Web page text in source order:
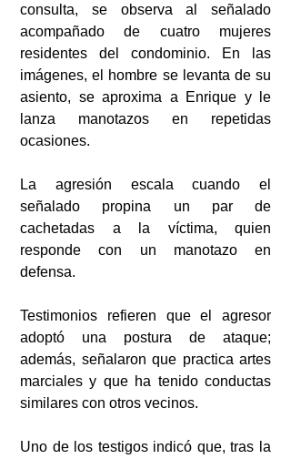
consulta, se observa al señalado
acompañado de cuatro mujeres
residentes del condominio. En las
imágenes, el hombre se levanta de su
asiento, se aproxima a Enrique y le
lanza manotazos en repetidas
ocasiones.
La agresión escala cuando el
señalado propina un par de
cachetadas a la víctima, quien
responde con un manotazo en
defensa.
Testimonios refieren que el agresor
adoptó una postura de ataque;
además, señalaron que practica artes
marciales y que ha tenido conductas
similares con otros vecinos.
Uno de los testigos indicó que, tras la